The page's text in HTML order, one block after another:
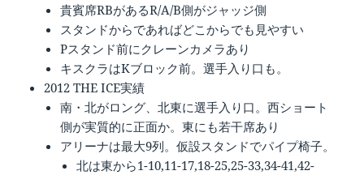
貴賓席RBがあるR/A/B側がジャッジ側
スタンドからであればどこからでも見やすい
Pスタンド前にクレーンカメラあり
キスクラはKブロック前。選手入り口も。
2012 THE ICE実績
南・北がロング、北東に選手入り口。西ショート
側が実質的に正面か。東にも若干席あり
アリーナは最大9列。仮設スタンドでパイプ椅子。
北は東から1-10,11-17,18-25,25-33,34-41,42-